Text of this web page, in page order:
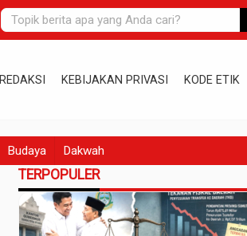
REDAKSI KEBIJAKAN PRIVASI KODE ETIK
Budaya Dakwah
TERPOPULER